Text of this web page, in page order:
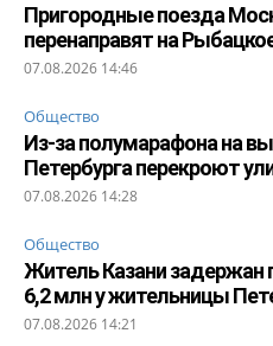
Пригородные поезда
перенаправят на
07.08.2026 14:46
Общество
Из-за полумарафона на
Петербурга перекроют
07.08.2026 14:28
Общество
Житель Казани задержан
6,2 млн у жительницы
07.08.2026 14:21